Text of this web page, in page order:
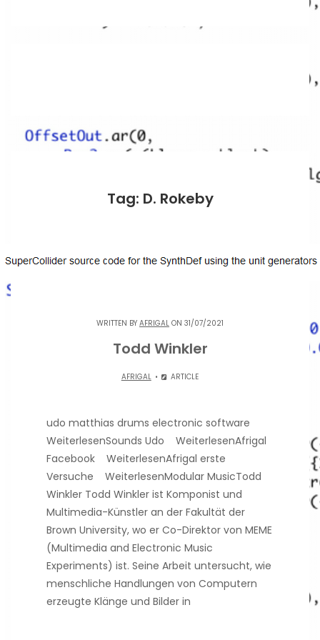
Tag: D. Rokeby
WRITTEN BY AFRIGAL ON 31/07/2021
Todd Winkler
AFRIGAL ARTICLE
udo matthias drums electronic software
WeiterlesenSounds Udo WeiterlesenAfrigal
Facebook WeiterlesenAfrigal erste
Versuche WeiterlesenModular MusicTodd
Winkler Todd Winkler ist Komponist und
Multimedia-Künstler an der Fakultät der
Brown University, wo er Co-Direktor von MEME
(Multimedia and Electronic Music
Experiments) ist. Seine Arbeit untersucht, wie
menschliche Handlungen von Computern
erzeugte Klänge und Bilder in